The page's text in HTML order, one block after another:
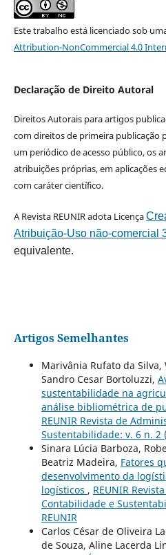
Este trabalho está licenciado sob
Attribution-NonCommercial 4.0
Declaração de Direito Autoral
Direitos Autorais para artigos
com direitos de primeira publicação
um periódico de acesso público, os
atribuições próprias, em aplicações
com caráter científico.
A Revista REUNIR adota Licença
Atribuição-Uso não-comercial
equivalente.
Artigos Semelhantes
Marivânia Rufato da
Sandro Cesar Bortoluzzi,
sustentabilidade na
análise bibliométrica de
REUNIR Revista de
Sustentabilidade: v. 6 n. 2
Sinara Lúcia Barboza,
Beatriz Madeira, Fatores
desenvolvimento da
logísticos , REUNIR
Contabilidade e
REUNIR
Carlos César de Oliveira
de Souza, Aline Lacerda